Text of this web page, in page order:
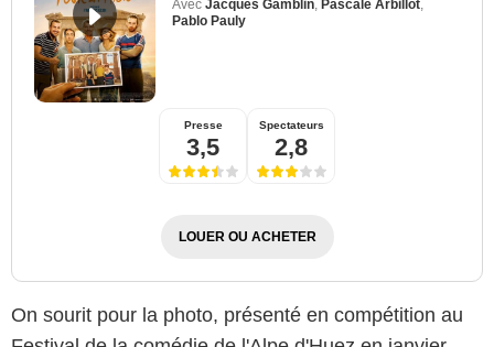
Avec Jacques Gamblin Pascale Arbillot
Pablo Pauly
Presse
3,5
Spectateurs
2,8
LOUER OU ACHETER
On sourit pour la photo, présenté en compétition au